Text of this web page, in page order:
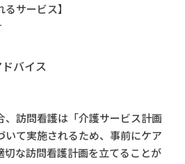
るサービス】
バイス
、訪問看護は「介護サービス計画
いて実施されるため、事前にケア
切な訪問看護計画を立てることが